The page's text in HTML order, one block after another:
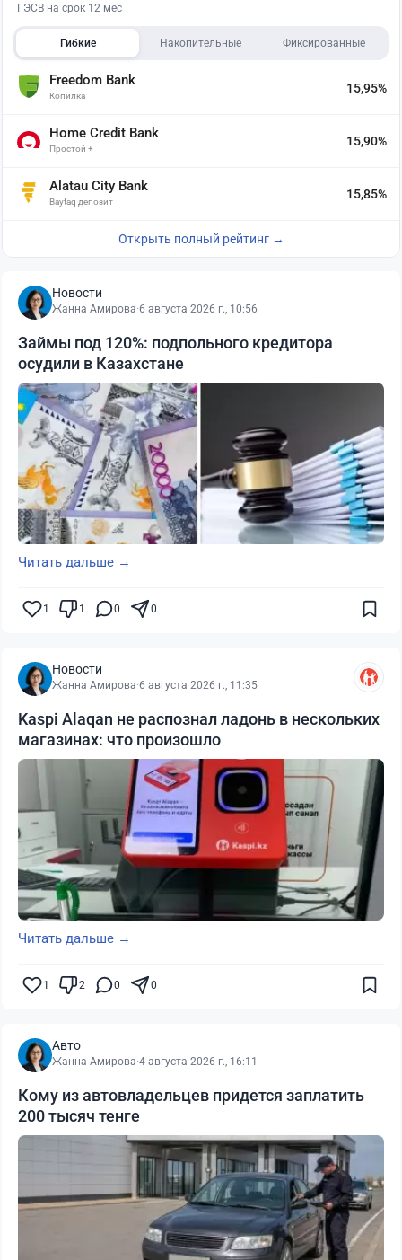
ГЭСВ на срок 12 мес
Гибкие Накопительные Фиксированные
Freedom Bank
Копилка
15,95%
Home Credit Bank
Простой +
15,90%
Alatau City Bank
Baytaq депозит
15,85%
Открыть полный рейтинг →
Новости
Жанна Амирова·6 августа 2026 г., 10:56
Займы под 120%: подпольного кредитора
осудили в Казахстане
Читать дальше →
1 1 0 0
Новости
Жанна Амирова·6 августа 2026 г., 11:35
Kaspi Alaqan не распознал ладонь в нескольких
магазинах: что произошло
Читать дальше →
1 2 0 0
Авто
Жанна Амирова·4 августа 2026 г., 16:11
Кому из автовладельцев придется заплатить
200 тысяч тенге